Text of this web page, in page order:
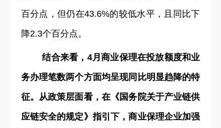
百分点，但仍在43.6%的较低水平，且同比下
降2.3个百分点。
结合来看，4月商业保理在投放额度和业
务办理笔数两个方面均呈现同比明显趋降的特
征。从政策层面看，在《国务院关于产业链供
应链安全的规定》指引下，商业保理企业加强